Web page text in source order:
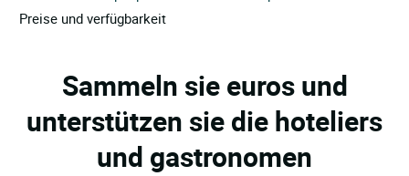
Preise und verfügbarkeit
Sammeln sie euros und
unterstützen sie die hoteliers
und gastronomen